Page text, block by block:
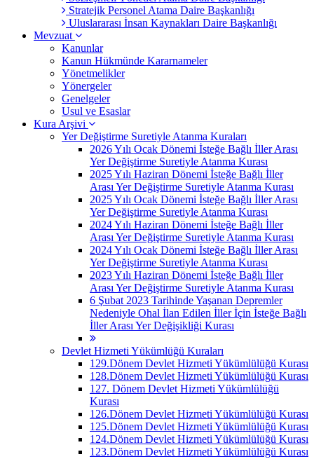
Stratejik Personel Atama Daire Başkanlığı
Uluslararası İnsan Kaynakları Daire Başkanlığı
Mevzuat
Kanunlar
Kanun Hükmünde Kararnameler
Yönetmelikler
Yönergeler
Genelgeler
Usul ve Esaslar
Kura Arşivi
Yer Değiştirme Suretiyle Atanma Kuraları
2026 Yılı Ocak Dönemi İsteğe Bağlı İller Arası
Yer Değiştirme Suretiyle Atanma Kurası
2025 Yılı Haziran Dönemi İsteğe Bağlı İller
Arası Yer Değiştirme Suretiyle Atanma Kurası
2025 Yılı Ocak Dönemi İsteğe Bağlı İller Arası
Yer Değiştirme Suretiyle Atanma Kurası
2024 Yılı Haziran Dönemi İsteğe Bağlı İller
Arası Yer Değiştirme Suretiyle Atanma Kurası
2024 Yılı Ocak Dönemi İsteğe Bağlı İller Arası
Yer Değiştirme Suretiyle Atanma Kurası
2023 Yılı Haziran Dönemi İsteğe Bağlı İller
Arası Yer Değiştirme Suretiyle Atanma Kurası
6 Şubat 2023 Tarihinde Yaşanan Depremler
Nedeniyle Ohal İlan Edilen İller İçin İsteğe Bağlı
İller Arası Yer Değişikliği Kurası
Devlet Hizmeti Yükümlüğü Kuraları
129.Dönem Devlet Hizmeti Yükümlülüğü Kurası
128.Dönem Devlet Hizmeti Yükümlülüğü Kurası
127. Dönem Devlet Hizmeti Yükümlülüğü
Kurası
126.Dönem Devlet Hizmeti Yükümlülüğü Kurası
125.Dönem Devlet Hizmeti Yükümlülüğü Kurası
124.Dönem Devlet Hizmeti Yükümlülüğü Kurası
123.Dönem Devlet Hizmeti Yükümlülüğü Kurası